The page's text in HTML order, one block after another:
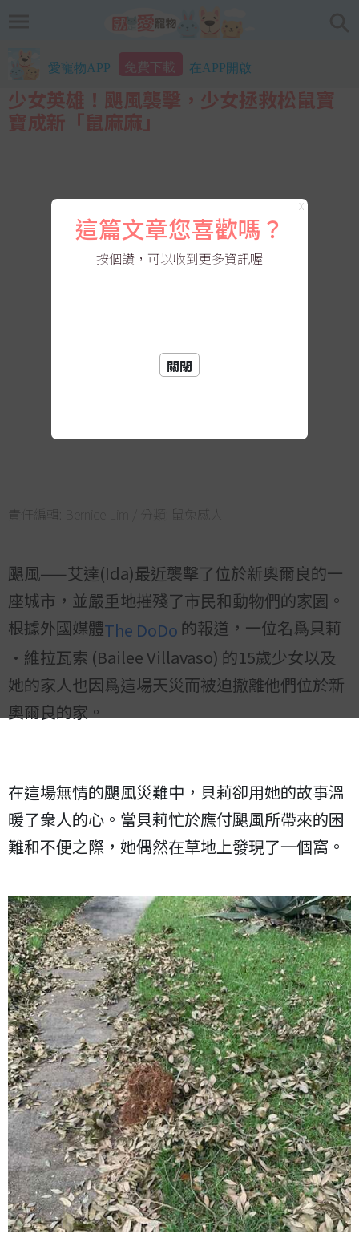
愛寵物APP 免費下載 在APP開啟
少女英雄！颶風襲擊，少女拯救松鼠寶
寶成新「鼠麻麻」
責任編輯: / 分類: 鼠兔感人
颶風——艾達(Ida)最近襲擊了位於新奧爾良的一
座城市，並嚴重地摧殘了市民和動物們的家園。
根據外國媒體The DoDo 的報道，一位名爲貝莉
·維拉瓦索 (Bailee Villavaso) 的15歲少女以及
她的家人也因爲這場天災而被迫撤離他們位於新
奧爾良的家。
在這場無情的颶風災難中，貝莉卻用她的故事溫
暖了衆人的心。當貝莉忙於應付颶風所帶來的困
難和不便之際，她偶然在草地上發現了一個窩。
X
這篇文章您喜歡嗎？
按個讚，可以收到更多資訊喔
關閉